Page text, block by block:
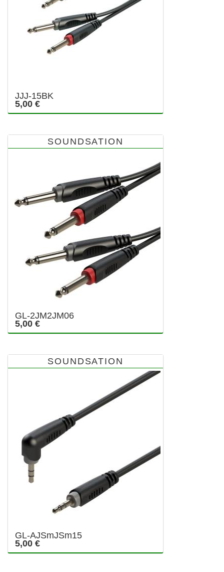
JJJ-15BK
5,00 €
SOUNDSATION
GL-2JM2JM06
5,00 €
SOUNDSATION
GL-AJSmJSm15
5,00 €